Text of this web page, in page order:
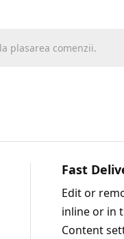
Fast
Edit or
inline or in
Content